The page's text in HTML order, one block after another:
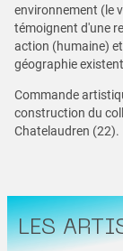
environnement (le
témoignent d'une
action (humaine)
géographie
Commande
construction du
Chatelaudren (22).
LES